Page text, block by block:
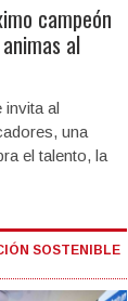
campeón
al
al
una
el talento, la
SOSTENIBLE